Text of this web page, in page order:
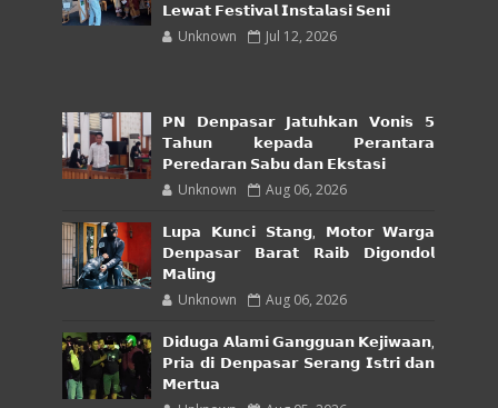
𝗟𝗲𝘄𝗮𝘁 𝗙𝗲𝘀𝘁𝗶𝘃𝗮𝗹 𝗜𝗻𝘀𝘁𝗮𝗹𝗮𝘀𝗶 𝗦𝗲𝗻𝗶
Unknown Jul 12, 2026
𝗣𝗡 𝗗𝗲𝗻𝗽𝗮𝘀𝗮𝗿 𝗝𝗮𝘁𝘂𝗵𝗸𝗮𝗻 𝗩𝗼𝗻𝗶𝘀 𝟱
𝗧𝗮𝗵𝘂𝗻 𝗸𝗲𝗽𝗮𝗱𝗮 𝗣𝗲𝗿𝗮𝗻𝘁𝗮𝗿𝗮
𝗣𝗲𝗿𝗲𝗱𝗮𝗿𝗮𝗻 𝗦𝗮𝗯𝘂 𝗱𝗮𝗻 𝗘𝗸𝘀𝘁𝗮𝘀𝗶
Unknown Aug 06, 2026
𝗟𝘂𝗽𝗮 𝗞𝘂𝗻𝗰𝗶 𝗦𝘁𝗮𝗻𝗴, 𝗠𝗼𝘁𝗼𝗿 𝗪𝗮𝗿𝗴𝗮
𝗗𝗲𝗻𝗽𝗮𝘀𝗮𝗿 𝗕𝗮𝗿𝗮𝘁 𝗥𝗮𝗶𝗯 𝗗𝗶𝗴𝗼𝗻𝗱𝗼𝗹
𝗠𝗮𝗹𝗶𝗻𝗴
Unknown Aug 06, 2026
𝗗𝗶𝗱𝘂𝗴𝗮 𝗔𝗹𝗮𝗺𝗶 𝗚𝗮𝗻𝗴𝗴𝘂𝗮𝗻 𝗞𝗲𝗷𝗶𝘄𝗮𝗮𝗻,
𝗣𝗿𝗶𝗮 𝗱𝗶 𝗗𝗲𝗻𝗽𝗮𝘀𝗮𝗿 𝗦𝗲𝗿𝗮𝗻𝗴 𝗜𝘀𝘁𝗿𝗶 𝗱𝗮𝗻
𝗠𝗲𝗿𝘁𝘂𝗮